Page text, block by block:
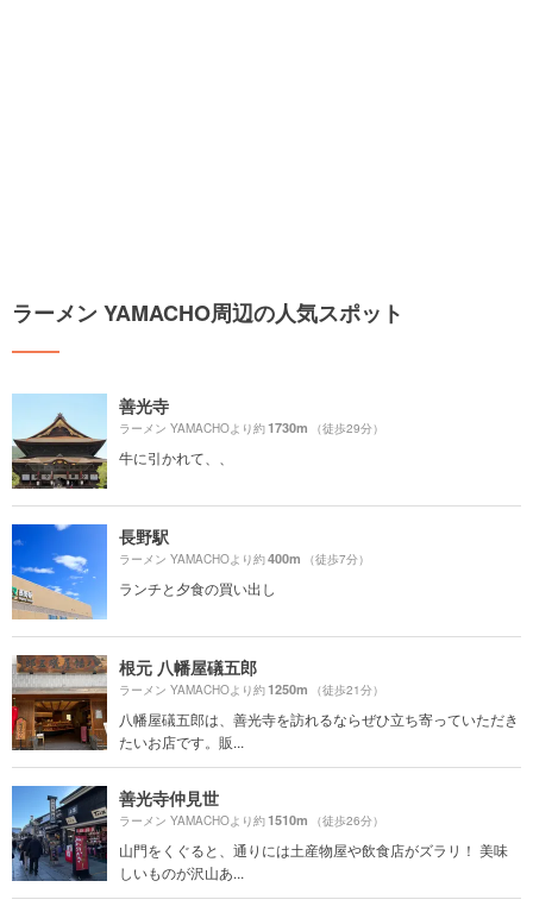
ラーメン YAMACHO周辺の人気スポット
善光寺
ラーメン YAMACHOより約1730m （徒歩29分）
牛に引かれて、、
長野駅
ラーメン YAMACHOより約400m （徒歩7分）
ランチと夕食の買い出し
根元 八幡屋礒五郎
ラーメン YAMACHOより約1250m （徒歩21分）
八幡屋礒五郎は、善光寺を訪れるならぜひ立ち寄っていただき
たいお店です。販...
善光寺仲見世
ラーメン YAMACHOより約1510m （徒歩26分）
山門をくぐると、通りには土産物屋や飲食店がズラリ！ 美味
しいものが沢山あ...